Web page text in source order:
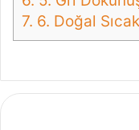
7. 6. Doğal